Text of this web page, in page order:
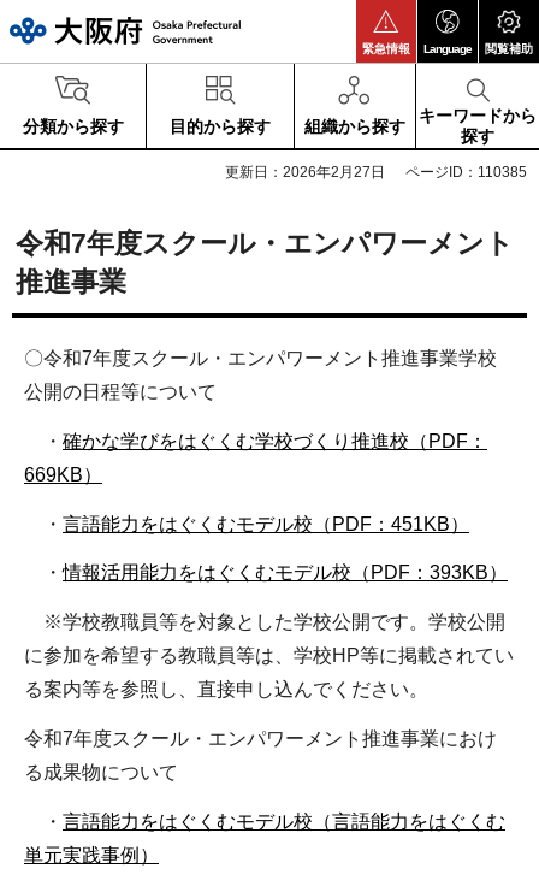
緊急情報 Language 閲覧補助
分類から探す 目的から探す 組織から探す
キーワードから
探す
更新日：2026年2月27日 ページID：110385
令和7年度スクール・エンパワーメント
推進事業
〇令和7年度スクール・エンパワーメント推進事業学校
公開の日程等について
・ 確かな学びをはぐくむ学校づくり推進校（PDF：
669KB）
・ 言語能力をはぐくむモデル校（PDF：451KB）
・情報活用能力をはぐくむモデル校（PDF：393KB）
※学校教職員等を対象とした学校公開です。学校公開
に参加を希望する教職員等は、学校HP等に掲載されてい
る案内等を参照し、直接申し込んでください。
令和7年度スクール・エンパワーメント推進事業におけ
る成果物について
・ 言語能力をはぐくむモデル校（言語能力をはぐくむ
単元実践事例）